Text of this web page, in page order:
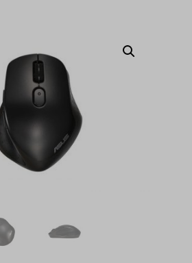
tutti gliordini
pervenuti
verranno
dal 24 Agosto